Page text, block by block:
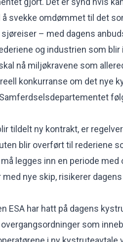
å svekke omdømmet til det
– med dagens
og industrien som blir
nå miljøkravene som
konkurranse om det nye
tildelt ny kontrakt, er
blir overført til rederiene
legges inn en periode med
med nye skip, risikerer
ESA har hatt på dagens
som